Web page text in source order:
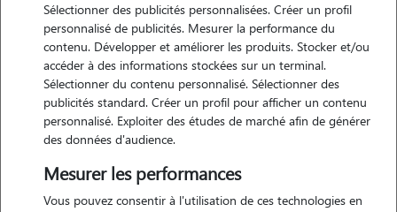
Motivation
besoin d'une personne de confiance pour veiller sur votre
compagnon à quatre pattes ? que vous partiez en vacances, soyez
absent quelques jours ou manquiez tout simplement de temps, je
vous propose mes services de garde d'animaux. je suis une jeune
Sélectionner des publicités personnalisées. Créer un profil
personnalisé de publicités. Mesurer la performance du
contenu. Développer et améliorer les produits. Stocker et/ou
accéder à des informations stockées sur un terminal.
Sélectionner du contenu personnalisé. Sélectionner des
publicités standard. Créer un profil pour afficher un contenu
personnalisé. Exploiter des études de marché afin de générer
des données d'audience.
Mesurer les performances
Vous pouvez consentir à l'utilisation de ces technologies en